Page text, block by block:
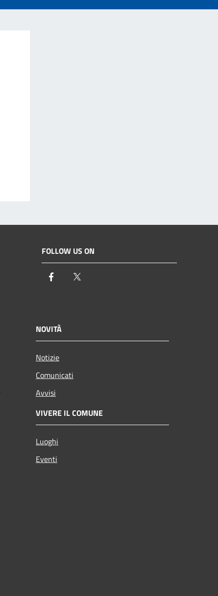
FOLLOW US ON
Facebook
NOVITÀ
Notizie
Comunicati
Avvisi
VIVERE IL COMUNE
Luoghi
Eventi